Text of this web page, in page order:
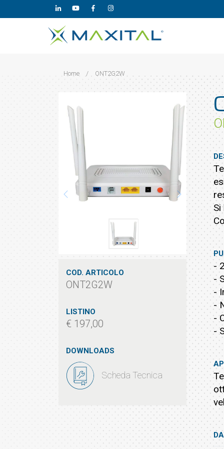
Home / ONT2G2W
COD. ARTICOLO
ONT2G2W
LISTINO
€ 197,00
DOWNLOADS
Scheda Tecnica
-
-
-
-
-
-